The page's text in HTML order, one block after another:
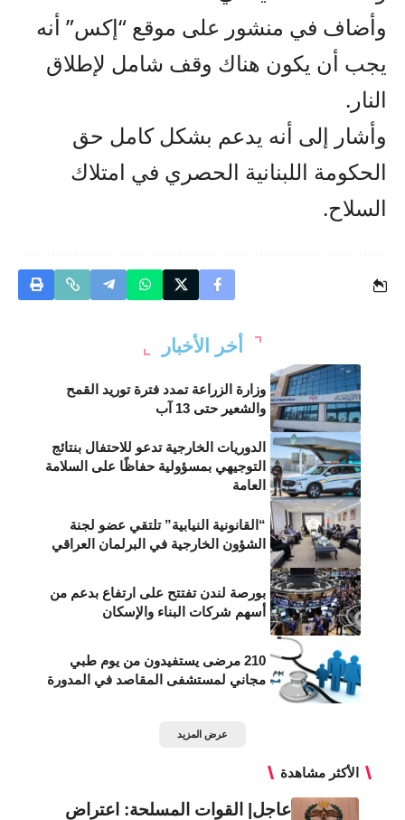
وأضاف في منشور على موقع “إكس” أنه
يجب أن يكون هناك وقف شامل لإطلاق
النار.
وأشار إلى أنه يدعم بشكل كامل حق
الحكومة اللبنانية الحصري في امتلاك
السلاح.
أخر الأخبار
وزارة الزراعة تمدد فترة توريد القمح
والشعير حتى 13 آب
الدوريات الخارجية تدعو للاحتفال بنتائج
التوجيهي بمسؤولية حفاظًا على السلامة
العامة
“القانونية النيابية” تلتقي عضو لجنة
الشؤون الخارجية في البرلمان العراقي
بورصة لندن تفتتح على ارتفاع بدعم من
أسهم شركات البناء والإسكان
210 مرضى يستفيدون من يوم طبي
مجاني لمستشفى المقاصد في المدورة
عرض المزيد
الأكثر مشاهدة
عاجل| القوات المسلحة: اعتراض